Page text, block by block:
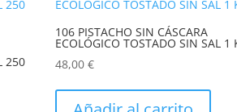
250
106 PISTACHO SIN CÁSCARA
ECOLÓGICO TOSTADO SIN SAL 1
48,00 €